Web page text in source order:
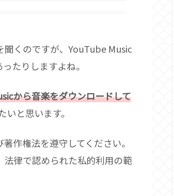
くのですが、YouTube Music
たりしますよね。
から音楽をダウンロードして
いと思います。
作権法を遵守してください。
律で認められた私的利用の範